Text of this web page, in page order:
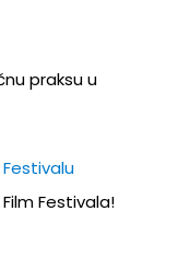
praksu u
Festivala!